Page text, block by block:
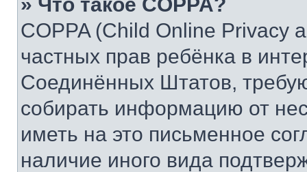
COPPA (Child Online Privacy
частных прав ребёнка в
Соединённых Штатов,
собирать информацию от
иметь на это письменное
наличие иного вида